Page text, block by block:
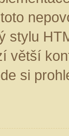
stylu
větší
si